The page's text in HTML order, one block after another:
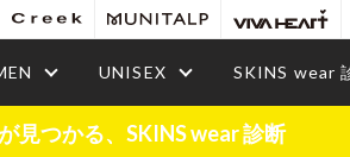
UNISEX SKINS wear
見つかる、SKINS wear 診断